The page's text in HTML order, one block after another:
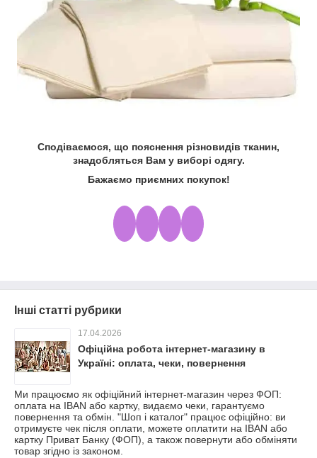
Сподіваємося, що пояснення різновидів тканин,
знадобляться Вам у виборі одягу.
Бажаємо приємних покупок!
Інші статті рубрики
17.04.2026
Офіційна робота інтернет-магазину в
Україні: оплата, чеки, повернення
Ми працюємо як офіційний інтернет-магазин через ФОП:
оплата на IBAN або картку, видаємо чеки, гарантуємо
повернення та обмін. "Шоп і каталог" працює офіційно: ви
отримуєте чек після оплати, можете оплатити на IBAN або
картку Приват Банку (ФОП), а також повернути або обміняти
товар згідно із законом.